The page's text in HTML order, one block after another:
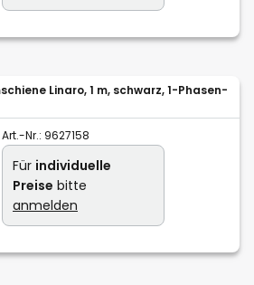
Linaro, 1 m, schwarz, 1-Phasen-
Art.-Nr.: 9627158
Für individuelle
Preise bitte
anmelden